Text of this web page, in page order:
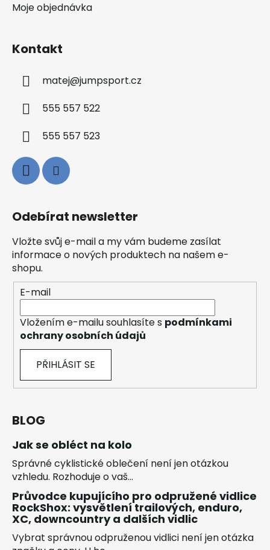
Moje objednávka
Kontakt
matej@jumpsport.cz
555 557 522
555 557 523
Odebírat newsletter
Vložte svůj e-mail a my vám budeme zasílat
informace o nových produktech na našem e-
shopu.
E-mail
Vložením e-mailu souhlasíte s podmínkami
ochrany osobních údajů
PŘIHLÁSIT SE
BLOG
Jak se obléct na kolo
Správné cyklistické oblečení není jen otázkou
vzhledu. Rozhoduje o vaš...
Průvodce kupujícího pro odpružené vidlice
RockShox: vysvětlení trailových, enduro,
XC, downcountry a dalších vidlic
Vybrat správnou odpruženou vidlici není jen otázka